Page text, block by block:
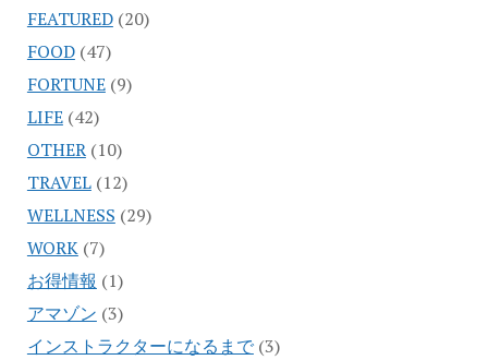
FEATURED(20)
FOOD(47)
FORTUNE(9)
LIFE(42)
OTHER(10)
TRAVEL(12)
WELLNESS (29)
WORK(7)
お得情報 (1)
アマゾン (3)
インストラクターになるまで(3)